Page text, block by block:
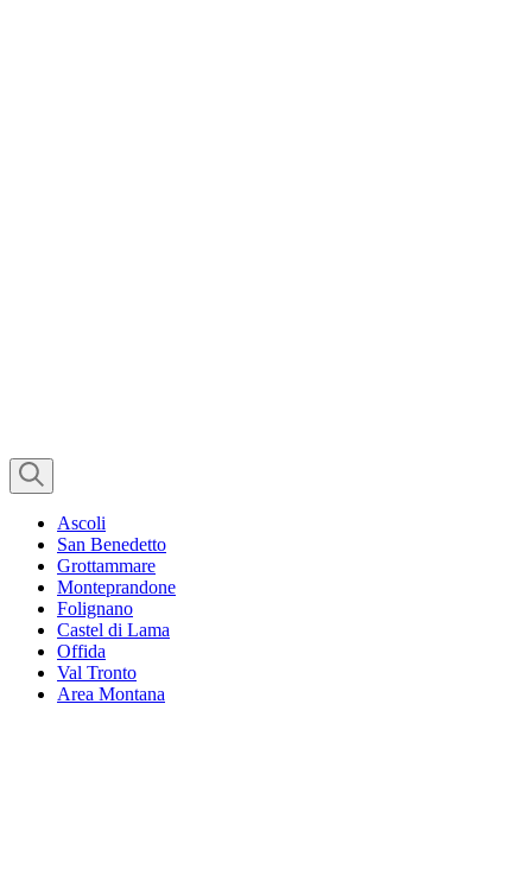
Ascoli
San Benedetto
Grottammare
Monteprandone
Folignano
Castel di Lama
Offida
Val Tronto
Area Montana